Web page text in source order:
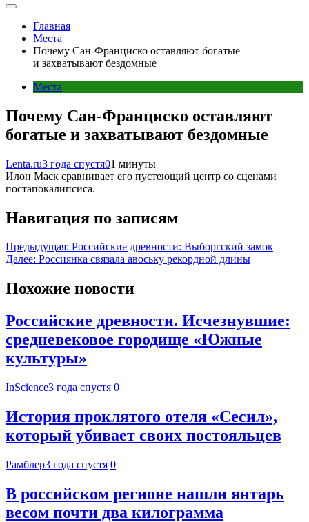
Главная
Места
Почему Сан-Франциско оставляют богатые
и захватывают бездомные
Места
Почему Сан-Франциско оставляют
богатые и захватывают бездомные
Lenta.ru3 года спустя01 минуты
Илон Маск сравнивает его пустеющий центр со сценами
постапокалипсиса.
Навигация по записям
Предыдущая: Российские древности: Выборгский замок
Далее: Россиянка связала авоську рекордной длины
Похожие новости
Российские древности. Исчезнувшие:
средневековое городище «Южные
культуры»
InScience3 года спустя 0
История проклятого отеля «Сесил»,
который убивает своих постояльцев
Рамблер3 года спустя 0
В российском регионе нашли янтарь
весом почти два килограмма